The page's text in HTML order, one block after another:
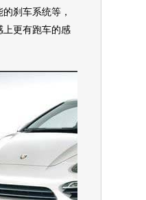
刹车系统等，
上更有跑车的感